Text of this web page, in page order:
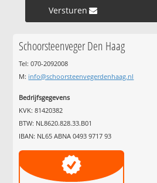
Versturen »
Schoorsteenveger Den Haag
Tel: 070-2092008
M: info@schoorsteenvegerdenhaag.nl
Bedrijfsgegevens
KVK: 81420382
BTW: NL8620.828.33.B01
IBAN: NL65 ABNA 0493 9717 93